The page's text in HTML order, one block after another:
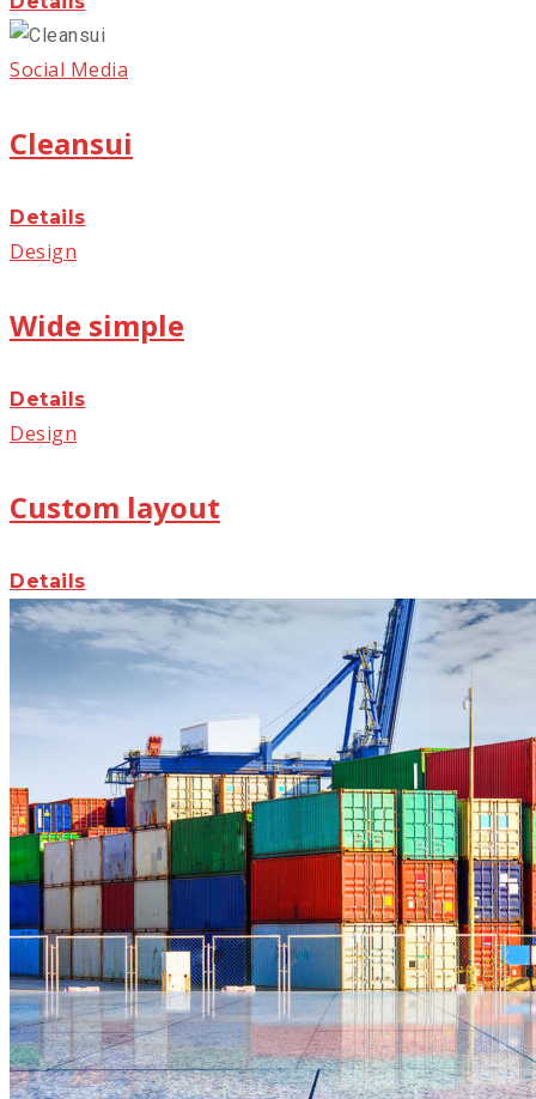
Social Media
Cleansui
Details
Design
Wide simple
Details
Design
Custom layout
Details